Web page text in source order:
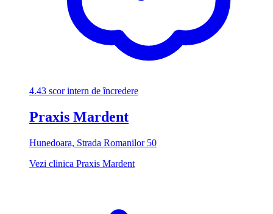
4.43 scor intern de încredere
Praxis Mardent
Hunedoara, Strada Romanilor 50
Vezi clinica Praxis Mardent